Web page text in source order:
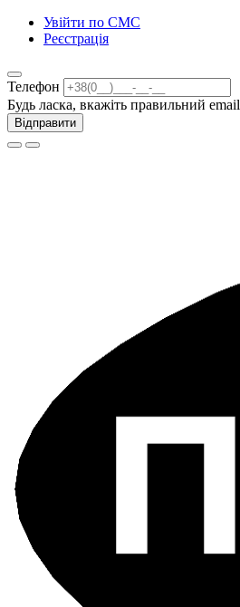
Увійти по СМС
Реєстрація
Телефон
Будь ласка, вкажіть правильний email
Відправити